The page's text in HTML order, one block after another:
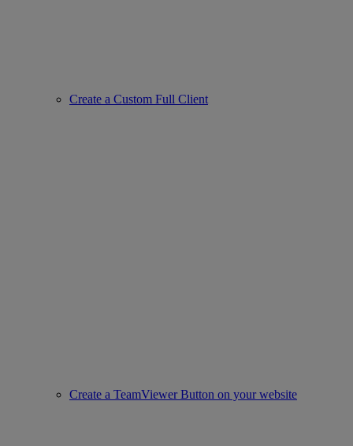
Create a Custom Full Client
Create a TeamViewer Button on your website